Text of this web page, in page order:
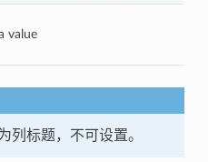
value
列标题，不可设置。